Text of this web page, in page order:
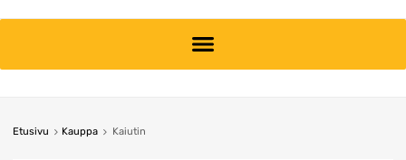
content
Etusivu Kauppa Kaiutin